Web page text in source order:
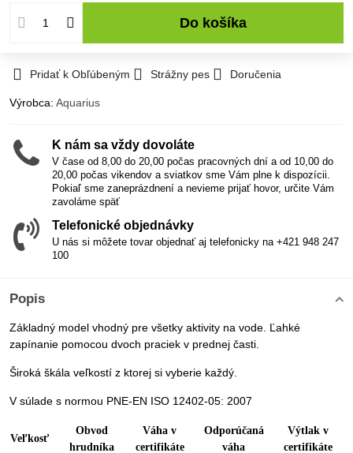
Do košíka
Pridať k Obľúbeným Strážny pes Doručenia
Výrobca: Aquarius
K nám sa vždy dovoláte
V čase od 8,00 do 20,00 počas pracovných dní a od 10,00 do
20,00 počas vikendov a sviatkov sme Vám plne k dispozícii.
Pokiaľ sme zaneprázdnení a nevieme prijať hovor, určite Vám
zavoláme späť
Telefonické objednávky
U nás si môžete tovar objednať aj telefonicky na +421 948 247
100
Popis
Základný model vhodný pre všetky aktivity na vode. Ľahké
zapínanie pomocou dvoch praciek v prednej časti.
Široká škála veľkostí z ktorej si vyberie každý.
V súlade s normou PNE-EN ISO 12402-05: 2007
Veľkosť
Obvod
hrudníka
Váha v
certifikáte
Odporúčaná
váha
Výtlak v
certifikáte